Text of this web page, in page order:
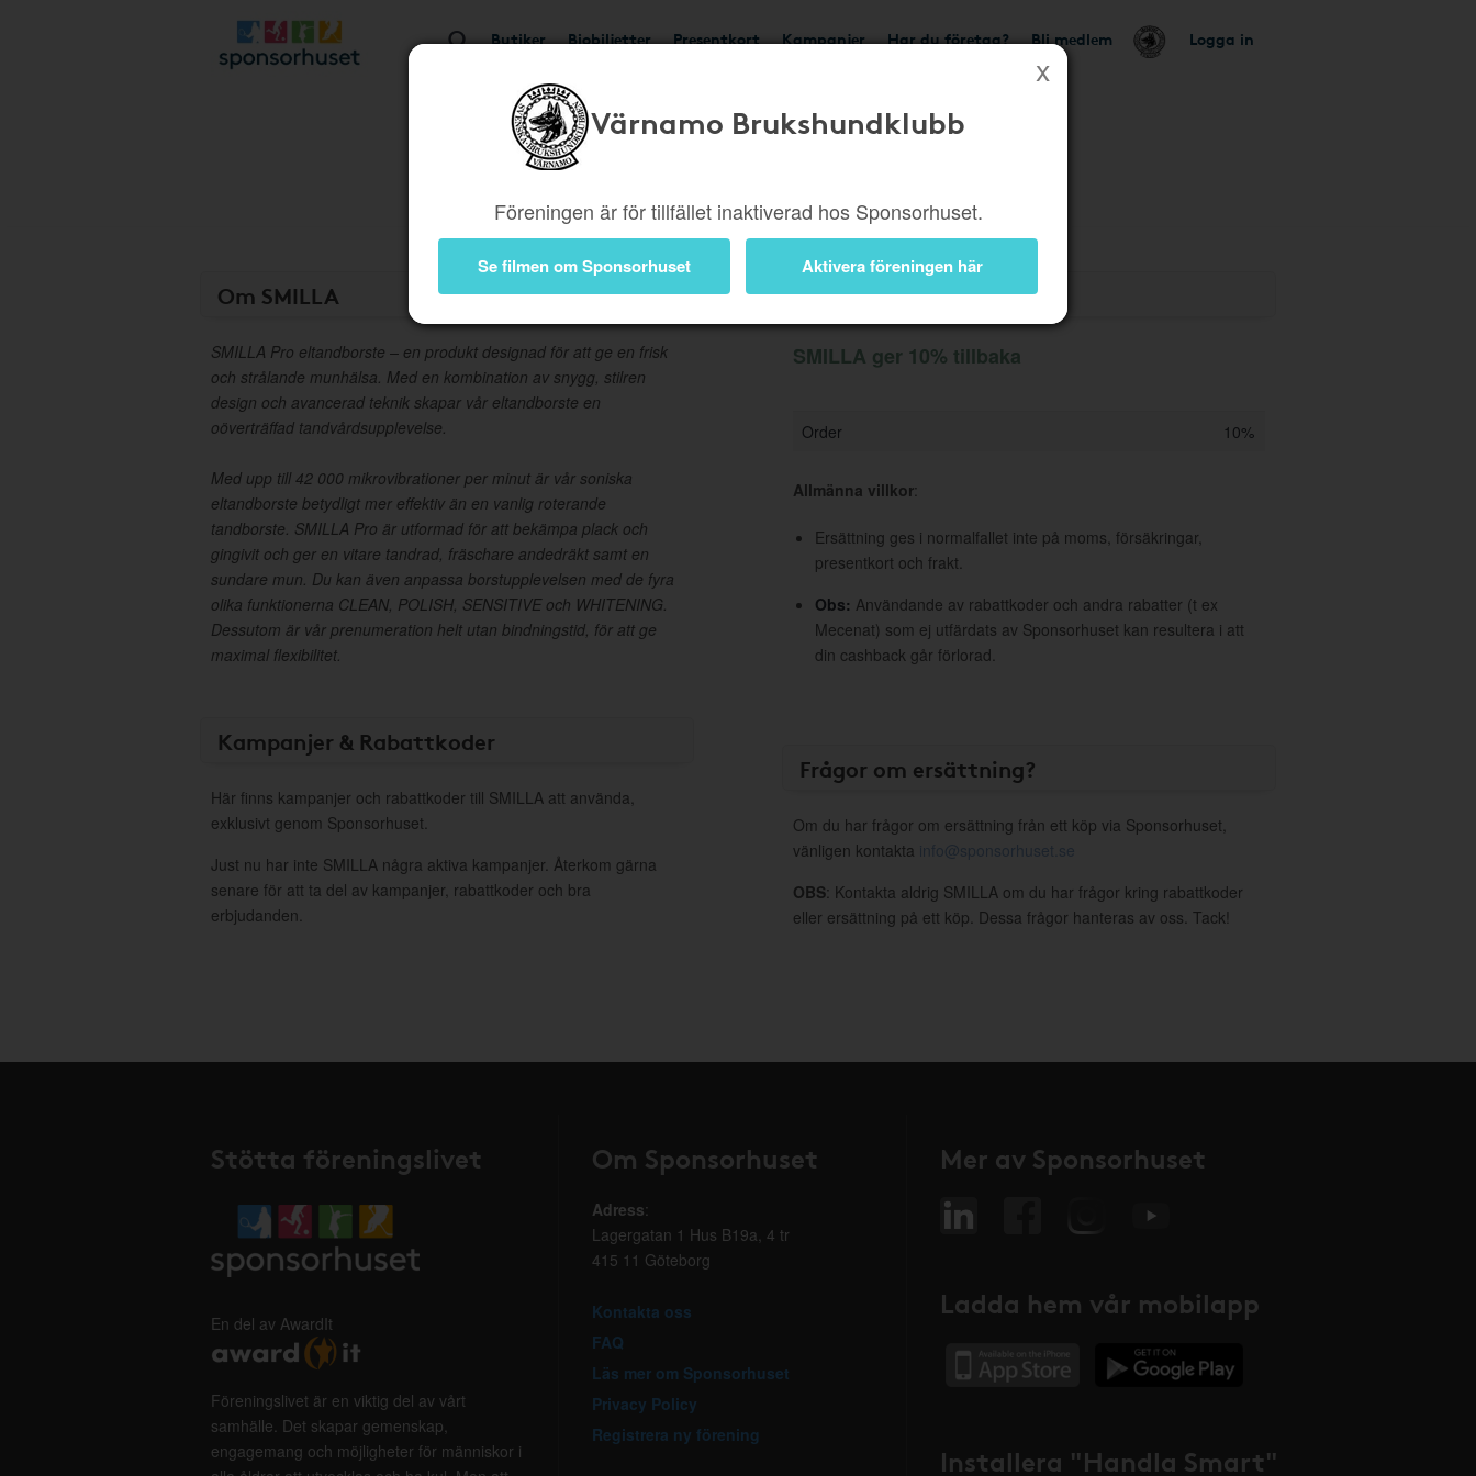
Butiker Biobiljetter Presentkort Kampanjer Har du företag? Bli medlem Logga in
Värnamo Brukshundklubb
Föreningen är för tillfället inaktiverad hos Sponsorhuset.
Se filmen om Sponsorhuset Aktivera föreningen här
Om SMILLA
SMILLA Pro eltandborste – en produkt designad för att ge en frisk
och strålande munhälsa. Med en kombination av snygg, stilren
design och avancerad teknik skapar vår eltandborste en
oöverträffad tandvårdsupplevelse.
Med upp till 42 000 mikrovibrationer per minut är vår soniska
eltandborste betydligt mer effektiv än en vanlig roterande
tandborste. SMILLA Pro är utformad för att bekämpa plack och
gingivit och ger en vitare tandrad, fräschare andedräkt samt en
sundare mun. Du kan även anpassa borstupplevelsen med de fyra
olika funktionerna CLEAN, POLISH, SENSITIVE och WHITENING.
Dessutom är vår prenumeration helt utan bindningstid, för att ge
maximal flexibilitet.
Kampanjer & Rabattkoder
Här finns kampanjer och rabattkoder till SMILLA att använda,
exklusivt genom Sponsorhuset.
Just nu har inte SMILLA några aktiva kampanjer. Återkom gärna
senare för att ta del av kampanjer, rabattkoder och bra
erbjudanden.
Information
SMILLA ger 10% tillbaka
Order 10%
Allmänna villkor:
Ersättning ges i normalfallet inte på moms, försäkringar,
presentkort och frakt.
Obs: Användande av rabattkoder och andra rabatter (t ex
Mecenat) som ej utfärdats av Sponsorhuset kan resultera i att
din cashback går förlorad.
Frågor om ersättning?
Om du har frågor om ersättning från ett köp via Sponsorhuset,
vänligen kontakta info@sponsorhuset.se
OBS: Kontakta aldrig SMILLA om du har frågor kring rabattkoder
eller ersättning på ett köp. Dessa frågor hanteras av oss. Tack!
Stötta föreningslivet
En del av AwardIt
Föreningslivet är en viktig del av vårt
samhälle. Det skapar gemenskap,
engagemang och möjligheter för människor i
Om Sponsorhuset
Adress:
Lagergatan 1 Hus B19a, 4 tr
415 11 Göteborg
Kontakta oss
FAQ
Läs mer om Sponsorhuset
Privacy Policy
Registrera ny förening
Mer av Sponsorhuset
Ladda hem vår mobilapp
Installera "Handla Smart"